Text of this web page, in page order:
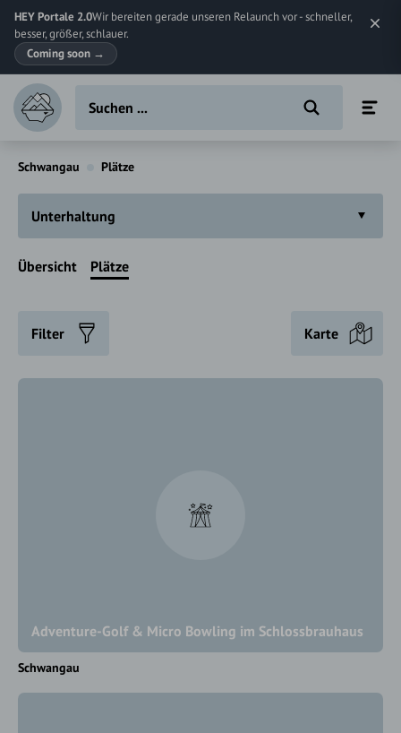
HEY Portale 2.0Wir bereiten gerade unseren Relaunch vor - schneller,
besser, größer, schlauer.
Coming soon →
Schwangau Plätze
Unterhaltung
Übersicht Plätze
Filter Karte
Adventure-Golf & Micro Bowling im Schlossbrauhaus
Schwangau